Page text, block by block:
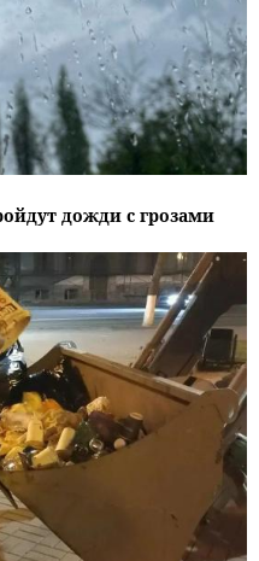
дожди с грозами